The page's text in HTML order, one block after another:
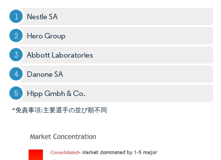
Nestle SA
Hero Group
Abbott Laboratories
Danone SA
Hipp Gmbh & Co.
*免責事項:主要選手の並び順不同